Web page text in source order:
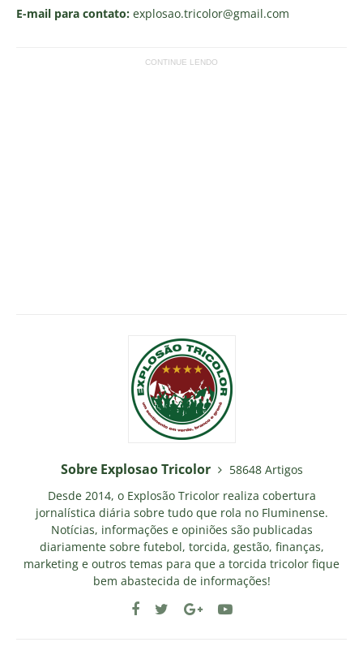
E-mail para contato: explosao.tricolor@gmail.com
CONTINUE LENDO
Sobre Explosao Tricolor
58648 Artigos
Desde 2014, o Explosão Tricolor realiza cobertura
jornalística diária sobre tudo que rola no Fluminense.
Notícias, informações e opiniões são publicadas
diariamente sobre futebol, torcida, gestão, finanças,
marketing e outros temas para que a torcida tricolor fique
bem abastecida de informações!